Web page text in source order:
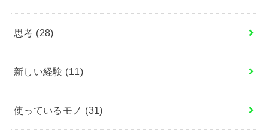
思考 (28)
新しい経験 (11)
使っているモノ (31)